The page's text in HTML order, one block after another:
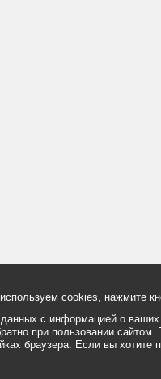
cookies, нажмите
с информацией о
при пользовании
браузера. Если вы хотите